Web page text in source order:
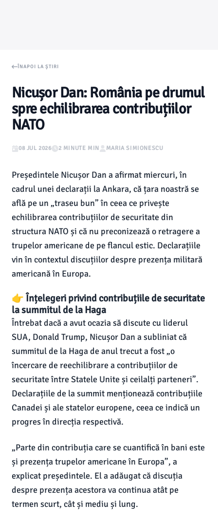
ÎNAPOI LA ȘTIRI
Nicușor Dan: România pe drumul
spre echilibrarea contribuțiilor
NATO
08 JUL 2026 2 MINUTE MIN MARIA SIMIONESCU
Președintele Nicușor Dan a afirmat miercuri, în
cadrul unei declarații la Ankara, că țara noastră se
află pe un „traseu bun” în ceea ce privește
echilibrarea contribuțiilor de securitate din
structura NATO și că nu preconizează o retragere a
trupelor americane de pe flancul estic. Declarațiile
vin în contextul discuțiilor despre prezența militară
americană în Europa.
👉 Înțelegeri privind contribuțiile de securitate
la summitul de la Haga
Întrebat dacă a avut ocazia să discute cu liderul
SUA, Donald Trump, Nicușor Dan a subliniat că
summitul de la Haga de anul trecut a fost „o
încercare de reechilibrare a contribuțiilor de
securitate între Statele Unite și ceilalți parteneri”.
Declarațiile de la summit menționează contribuțiile
Canadei și ale statelor europene, ceea ce indică un
progres în direcția respectivă.
„Parte din contribuția care se cuantifică în bani este
și prezența trupelor americane în Europa”, a
explicat președintele. El a adăugat că discuția
despre prezența acestora va continua atât pe
termen scurt, cât și mediu și lung.